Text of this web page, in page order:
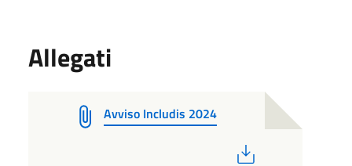
Allegati
Avviso Includis 2024